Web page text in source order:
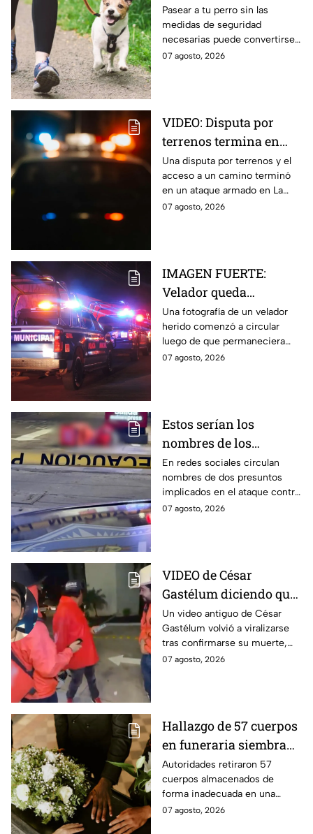
una fuerte MULTA
Pasear a tu perro sin las
medidas de seguridad
necesarias puede convertirse
en una infracción en la CDMX,
07 agosto, 2026
VIDEO: Disputa por
terrenos termina en
ataque armado en
Chihuahua; padre
muere y su hijo queda
herido
Una disputa por terrenos y el
acceso a un camino terminó
en un ataque armado en La
Regina, Chihuahua, donde un
07 agosto, 2026
IMAGEN FUERTE:
Velador queda
gravemente herido tras
ataque con arma
blanca en
Aguascalientes
Una fotografía de un velador
herido comenzó a circular
luego de que permaneciera
varias horas hospitalizado tras
07 agosto, 2026
Estos serían los
nombres de los
presuntos implicados
en ataque contra César
Gastélum en Culiacán
En redes sociales circulan
nombres de dos presuntos
implicados en el ataque contra
el creador de contenido César
07 agosto, 2026
VIDEO de César
Gastélum diciendo que
‘todo fue una broma’
confunde a usuarios
tras su muerte
Un video antiguo de César
Gastélum volvió a viralizarse
tras confirmarse su muerte,
provocando dudas entre
07 agosto, 2026
Hallazgo de 57 cuerpos
en funeraria siembra
dudas entre familias
que recibieron cenizas
de sus seres queridos
Autoridades retiraron 57
cuerpos almacenados de
forma inadecuada en una
funeraria de Chicago. Familias
07 agosto, 2026